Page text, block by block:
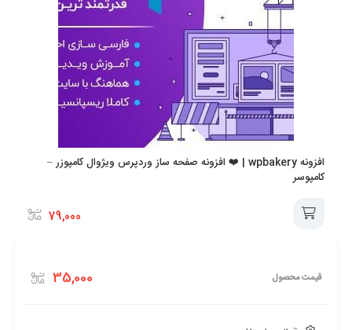
افزونه wpbakery | ❤️ افزونه صفحه ساز وردپرس ویژوال کامپوزر –
کامپوسر
79,000
به
قیمت محصول 35,000